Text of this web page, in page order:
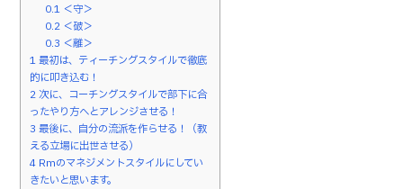
0.1 ＜守＞
0.2 ＜破＞
0.3 ＜離＞
1最初は、ティーチングスタイルで徹底
的に叩き込む！
2次に、コーチングスタイルで部下に合
ったやり方へとアレンジさせる！
3 最後に、自分の流派を作らせる！（教
える立場に出世させる）
4 Rmのマネジメントスタイルにしてい
きたいと思います。